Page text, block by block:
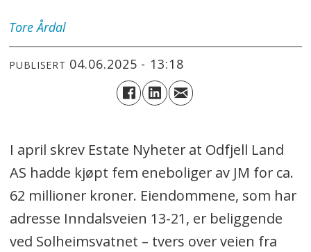
Tore Årdal
PUBLISERT 04.06.2025 - 13:18
I april skrev Estate Nyheter at Odfjell Land
AS hadde kjøpt fem eneboliger av JM for ca.
62 millioner kroner. Eiendommene, som har
adresse Inndalsveien 13-21, er beliggende
ved Solheimsvatnet – tvers over veien fra